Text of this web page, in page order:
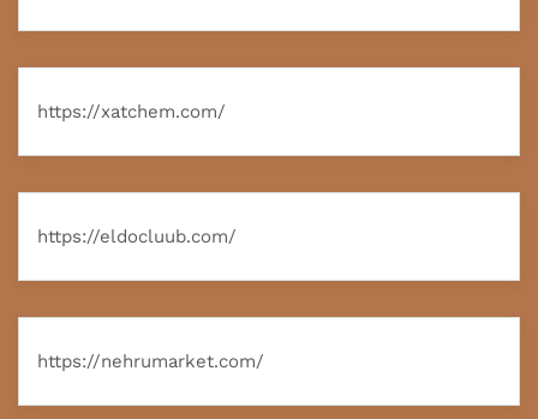
https://xatchem.com/
https://eldocluub.com/
https://nehrumarket.com/